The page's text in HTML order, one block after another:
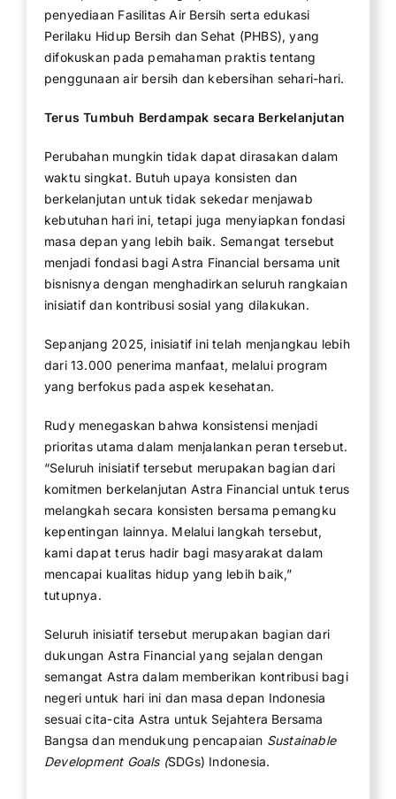
penyediaan Fasilitas Air Bersih serta edukasi
Perilaku Hidup Bersih dan Sehat (PHBS), yang
difokuskan pada pemahaman praktis tentang
penggunaan air bersih dan kebersihan sehari-hari.
Terus Tumbuh Berdampak secara Berkelanjutan
Perubahan mungkin tidak dapat dirasakan dalam
waktu singkat. Butuh upaya konsisten dan
berkelanjutan untuk tidak sekedar menjawab
kebutuhan hari ini, tetapi juga menyiapkan fondasi
masa depan yang lebih baik. Semangat tersebut
menjadi fondasi bagi Astra Financial bersama unit
bisnisnya dengan menghadirkan seluruh rangkaian
inisiatif dan kontribusi sosial yang dilakukan.
Sepanjang 2025, inisiatif ini telah menjangkau lebih
dari 13.000 penerima manfaat, melalui program
yang berfokus pada aspek kesehatan.
Rudy menegaskan bahwa konsistensi menjadi
prioritas utama dalam menjalankan peran tersebut.
“Seluruh inisiatif tersebut merupakan bagian dari
komitmen berkelanjutan Astra Financial untuk terus
melangkah secara konsisten bersama pemangku
kepentingan lainnya. Melalui langkah tersebut,
kami dapat terus hadir bagi masyarakat dalam
mencapai kualitas hidup yang lebih baik,”
tutupnya.
Seluruh inisiatif tersebut merupakan bagian dari
dukungan Astra Financial yang sejalan dengan
semangat Astra dalam memberikan kontribusi bagi
negeri untuk hari ini dan masa depan Indonesia
sesuai cita-cita Astra untuk Sejahtera Bersama
Bangsa dan mendukung pencapaian Sustainable
Development Goals (SDGs) Indonesia.